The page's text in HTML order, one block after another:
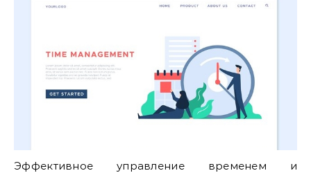
Эффективное управление временем и